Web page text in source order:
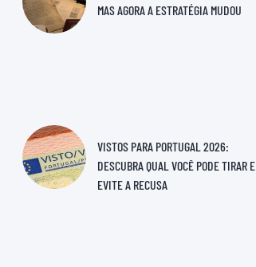
MAS AGORA A ESTRATÉGIA MUDOU
VISTOS PARA PORTUGAL 2026:
DESCUBRA QUAL VOCÊ PODE TIRAR E
EVITE A RECUSA